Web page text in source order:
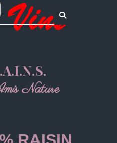
Nature